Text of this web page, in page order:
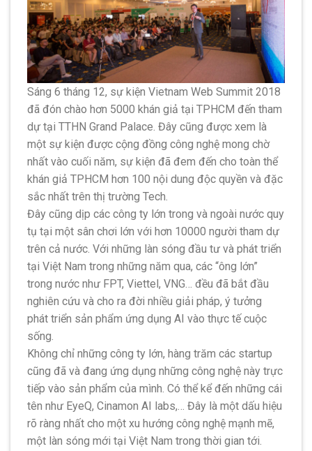
Sáng 6 tháng 12, sự kiện Vietnam Web Summit 2018
đã đón chào hơn 5000 khán giả tại TPHCM đến tham
dự tại TTHN Grand Palace. Đây cũng được xem là
một sự kiện được cộng đồng công nghệ mong chờ
nhất vào cuối năm, sự kiện đã đem đến cho toàn thể
khán giả TPHCM hơn 100 nội dung độc quyền và đặc
sắc nhất trên thị trường Tech.
Đây cũng dịp các công ty lớn trong và ngoài nước quy
tụ tại một sân chơi lớn với hơn 10000 người tham dự
trên cả nước. Với những làn sóng đầu tư và phát triển
tại Việt Nam trong những năm qua, các “ông lớn”
trong nước như FPT, Viettel, VNG… đều đã bắt đầu
nghiên cứu và cho ra đời nhiều giải pháp, ý tưởng
phát triển sản phẩm ứng dụng AI vào thực tế cuộc
sống.
Không chỉ những công ty lớn, hàng trăm các startup
cũng đã và đang ứng dụng những công nghệ này trực
tiếp vào sản phẩm của mình. Có thể kể đến những cái
tên như EyeQ, Cinamon AI labs,… Đây là một dấu hiệu
rõ ràng nhất cho một xu hướng công nghệ mạnh mẽ,
một làn sóng mới tại Việt Nam trong thời gian tới.